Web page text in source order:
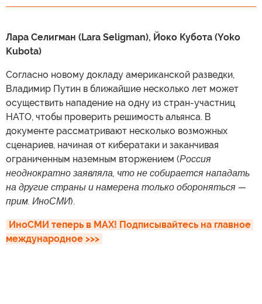
Лара Селигман (Lara Seligman), Йоко Кубота (Yoko
Kubota)
Согласно новому докладу американской разведки,
Владимир Путин в ближайшие несколько лет может
осуществить нападение на одну из стран-участниц
НАТО, чтобы проверить решимость альянса. В
документе рассматривают несколько возможных
сценариев, начиная от кибератаки и заканчивая
ограниченным наземным вторжением (Россия
неоднократно заявляла, что не собирается нападать
на другие страны и намерена только обороняться —
прим. ИноСМИ).
ИноСМИ теперь в MAX! Подписывайтесь на главное
международное >>>